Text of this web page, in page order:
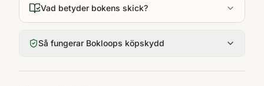
Vad betyder bokens skick?
Så fungerar Bokloops köpskydd